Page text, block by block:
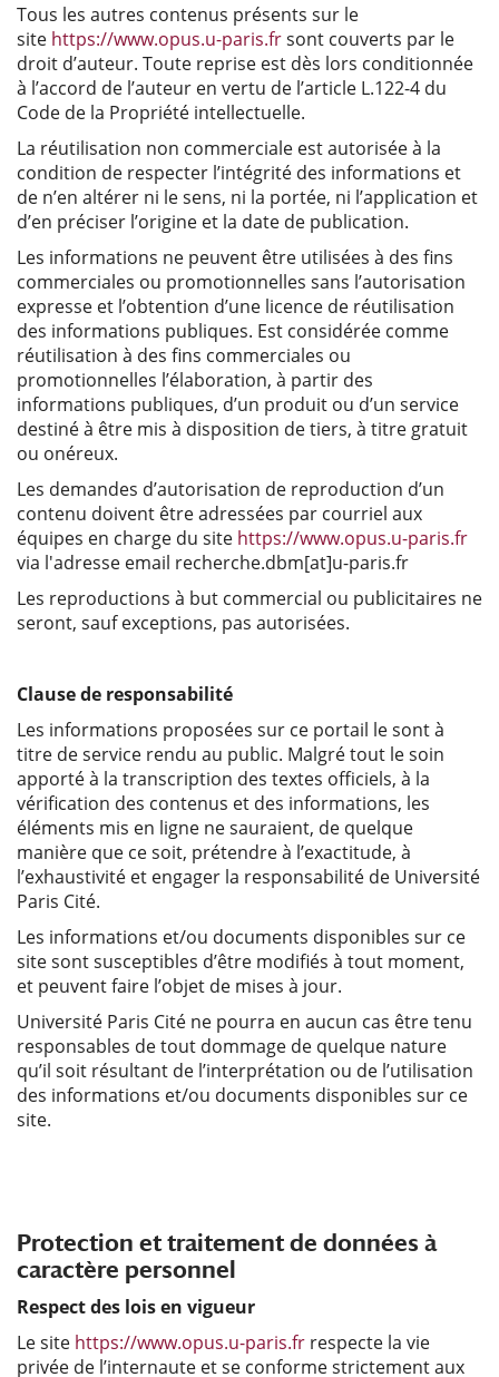
Tous les autres contenus présents sur le
site https://www.opus.u-paris.frsont couverts par le
droit d’auteur. Toute reprise est dès lors conditionnée
à l’accord de l’auteur en vertu de l’article L.122-4 du
Code de la Propriété intellectuelle.
La réutilisation non commerciale est autorisée à la
condition de respecter l’intégrité des informations et
de n’en altérer ni le sens, ni la portée, ni l’application et
d’en préciser l’origine et la date de publication.
Les informations ne peuvent être utilisées à des fins
commerciales ou promotionnelles sans l’autorisation
expresse et l’obtention d’une licence de réutilisation
des informations publiques. Est considérée comme
réutilisation à des fins commerciales ou
promotionnelles l’élaboration, à partir des
informations publiques, d’un produit ou d’un service
destiné à être mis à disposition de tiers, à titre gratuit
ou onéreux.
Les demandes d’autorisation de reproduction d’un
contenu doivent être adressées par courriel aux
équipes en charge du site https://www.opus.u-paris.fr
via l'adresse email recherche.dbm[at]u-paris.fr
Les reproductions à but commercial ou publicitaires ne
seront, sauf exceptions, pas autorisées.
Clause de responsabilité
Les informations proposées sur ce portail le sont à
titre de service rendu au public. Malgré tout le soin
apporté à la transcription des textes officiels, à la
vérification des contenus et des informations, les
éléments mis en ligne ne sauraient, de quelque
manière que ce soit, prétendre à l’exactitude, à
l’exhaustivité et engager la responsabilité de Université
Paris Cité.
Les informations et/ou documents disponibles sur ce
site sont susceptibles d’être modifiés à tout moment,
et peuvent faire l’objet de mises à jour.
Université Paris Cité ne pourra en aucun cas être tenu
responsables de tout dommage de quelque nature
qu’il soit résultant de l’interprétation ou de l’utilisation
des informations et/ou documents disponibles sur ce
site.
Protection et traitement de données à
caractère personnel
Respect des lois en vigueur
Le site https://www.opus.u-paris.fr respecte la vie
privée de l’internaute et se conforme strictement aux